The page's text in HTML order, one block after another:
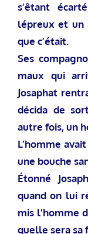
s’êtant
lépreux et un
que c’était.
Ses
maux qui
Josaphat
décida de
autre fois, un
L’homme
une bouche
Étonné
quand on lui
mis l’homme
quelle sera sa